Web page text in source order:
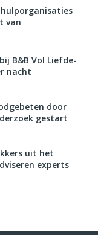
van
B&B Vol Liefde-
nacht
door
gestart
uit het
experts